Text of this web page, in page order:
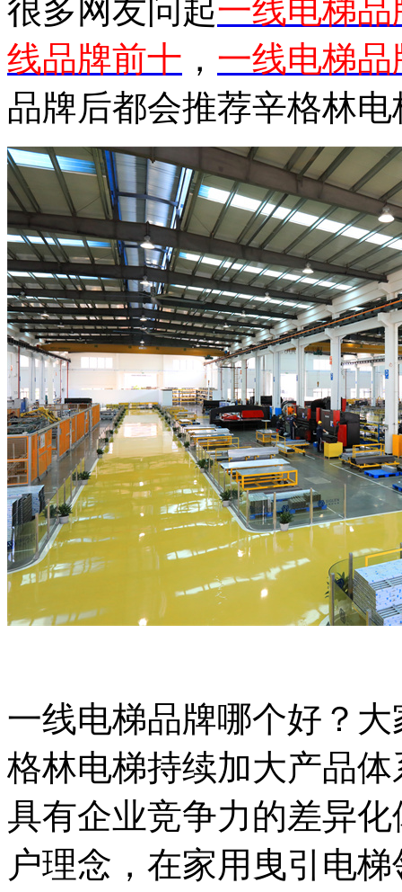
很多网友问起一线电梯
线品牌前十 ， 一线电梯
品牌后都会推荐辛格林
一线电梯品牌哪个好？
格林电梯持续加大产品
具有企业竞争力的差异
户理念，在家用曳引电